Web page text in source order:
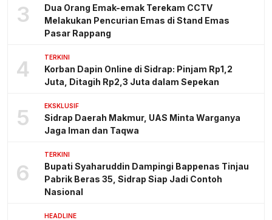
3
Dua Orang Emak-emak Terekam CCTV
Melakukan Pencurian Emas di Stand Emas
Pasar Rappang
4 TERKINI
Korban Dapin Online di Sidrap: Pinjam Rp1,2
Juta, Ditagih Rp2,3 Juta dalam Sepekan
5 EKSKLUSIF
Sidrap Daerah Makmur, UAS Minta Warganya
Jaga Iman dan Taqwa
6
TERKINI
Bupati Syaharuddin Dampingi Bappenas Tinjau
Pabrik Beras 35, Sidrap Siap Jadi Contoh
Nasional
HEADLINE